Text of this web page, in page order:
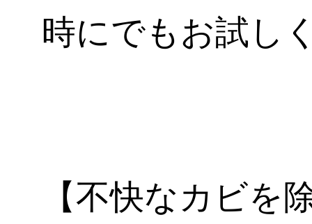
時にでもお試し
【不快なカビを